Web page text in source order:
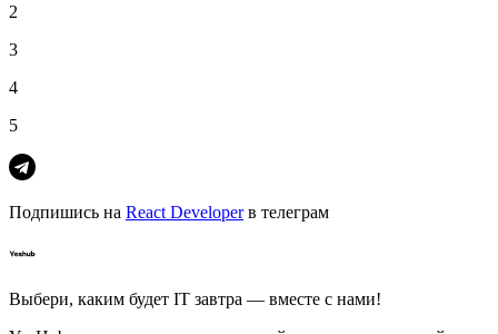
2
3
4
5
Подпишись на React Developerв телеграм
Выбери, каким будет IT завтра — вместе c нами!